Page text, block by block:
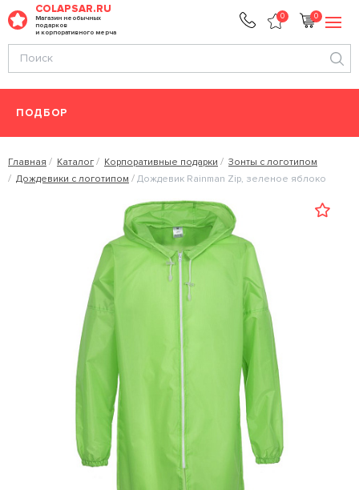
COLAPSAR.RU
Магазин необычных
подарков
и корпоративного мерча
0 0
ПОДБОР
Главная Каталог Корпоративные подарки
Зонты с логотипом
Дождевики с логотипом
Дождевик Rainman Zip, зеленое яблоко